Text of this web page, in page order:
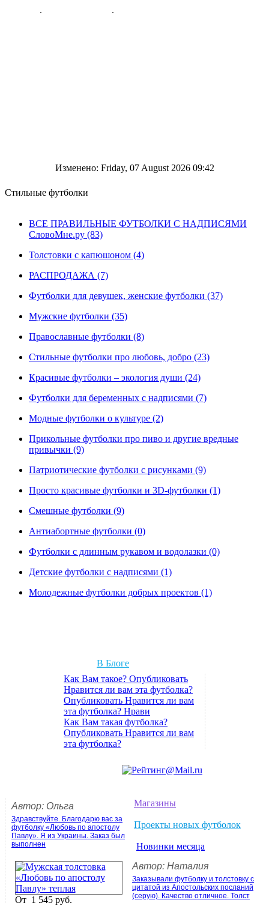
Изменено: Friday, 07 August 2026 09:42
Стильные футболки
ВСЕ ПРАВИЛЬНЫЕ ФУТБОЛКИ С НАДПИСЯМИ
СловоМне.ру (83)
Толстовки с капюшоном (4)
РАСПРОДАЖА (7)
Футболки для девушек, женские футболки (37)
Мужские футболки (35)
Православные футболки (8)
Стильные футболки про любовь, добро (23)
Красивые футболки – экология души (24)
Футболки для беременных с надписями (7)
Модные футболки о культуре (2)
Прикольные футболки про пиво и другие вредные
привычки (9)
Патриотические футболки с рисунками (9)
Просто красивые футболки и 3D-футболки (1)
Смешные футболки (9)
Антиабортные футболки (0)
Футболки с длинным рукавом и водолазки (0)
Детские футболки с надписями (1)
Молодежные футболки добрых проектов (1)
В Блоге
Как Вам такое? Опубликовать
Нравится ли вам эта футболка?
Опубликовать Нравится ли вам
эта футболка? Нрави
Как Вам такая футболка?
Опубликовать Нравится ли вам
эта футболка?
Магазины
Проекты новых футболок
Новинки месяца
От 1 545 руб.
Автор: Ольга
Здравствуйте. Благодарю вас за
футболку «Любовь по апостолу
Павлу». Я из Украины. Заказ был
выполнен
Автор: Наталия
Заказывали футболку и толстовку с
цитатой из Апостольских посланий
(серую). Качество отличное. Толст